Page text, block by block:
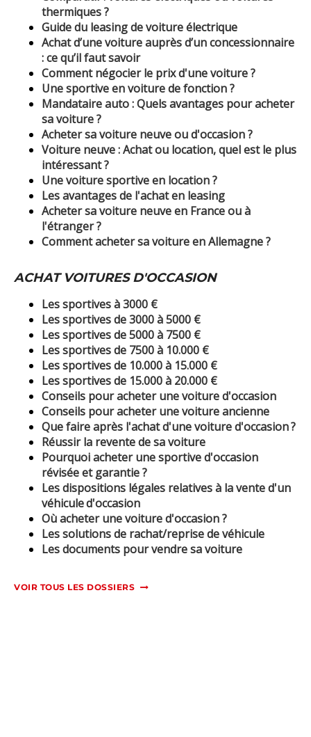
thermiques ?
Guide du leasing de voiture électrique
Achat d’une voiture auprès d’un concessionnaire
: ce qu’il faut savoir
Comment négocier le prix d'une voiture ?
Une sportive en voiture de fonction ?
Mandataire auto : Quels avantages pour acheter
sa voiture ?
Acheter sa voiture neuve ou d'occasion ?
Voiture neuve : Achat ou location, quel est le plus
intéressant ?
Une voiture sportive en location ?
Les avantages de l'achat en leasing
Acheter sa voiture neuve en France ou à
l'étranger ?
Comment acheter sa voiture en Allemagne ?
ACHAT VOITURES D'OCCASION
Les sportives à 3000 €
Les sportives de 3000 à 5000 €
Les sportives de 5000 à 7500 €
Les sportives de 7500 à 10.000 €
Les sportives de 10.000 à 15.000 €
Les sportives de 15.000 à 20.000 €
Conseils pour acheter une voiture d'occasion
Conseils pour acheter une voiture ancienne
Que faire après l'achat d'une voiture d'occasion ?
Réussir la revente de sa voiture
Pourquoi acheter une sportive d'occasion
révisée et garantie ?
Les dispositions légales relatives à la vente d'un
véhicule d'occasion
Où acheter une voiture d'occasion ?
Les solutions de rachat/reprise de véhicule
Les documents pour vendre sa voiture
VOIR TOUS LES DOSSIERS